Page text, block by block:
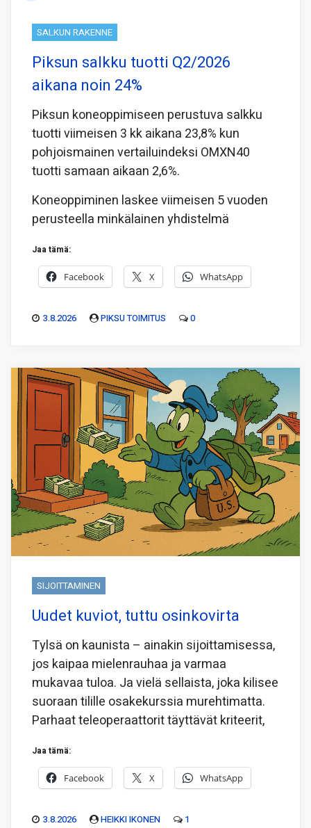
SALKUN RAKENNE
Piksun salkku tuotti Q2/2026
aikana noin 24%
Piksun koneoppimiseen perustuva salkku
tuotti viimeisen 3 kk aikana 23,8% kun
pohjoismainen vertailuindeksi OMXN40
tuotti samaan aikaan 2,6%.
Koneoppiminen laskee viimeisen 5 vuoden
perusteella minkälainen yhdistelmä
Jaa tämä:
Facebook X WhatsApp
3.8.2026 PIKSU TOIMITUS 0
SIJOITTAMINEN
Uudet kuviot, tuttu osinkovirta
Tylsä on kaunista – ainakin sijoittamisessa,
jos kaipaa mielenrauhaa ja varmaa
mukavaa tuloa. Ja vielä sellaista, joka kilisee
suoraan tilille osakekurssia murehtimatta.
Parhaat teleoperaattorit täyttävät kriteerit,
Jaa tämä:
Facebook X WhatsApp
3.8.2026 HEIKKI IKONEN 1